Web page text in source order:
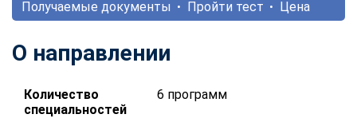
Получаемые документы
Пройти тест Цена
О направлении
Количество
специальностей
6 программ